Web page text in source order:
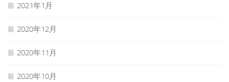
2021年1月
2020年12月
2020年11月
2020年10月